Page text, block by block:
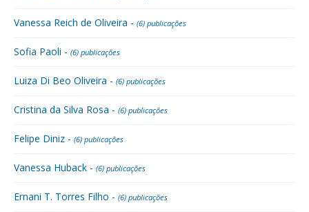
Vanessa Reich de Oliveira - (6) publicações
Sofia Paoli - (6) publicações
Luiza Di Beo Oliveira - (6) publicações
Cristina da Silva Rosa - (6) publicações
Felipe Diniz - (6) publicações
Vanessa Huback - (6) publicações
Ernani T. Torres Filho - (6) publicações